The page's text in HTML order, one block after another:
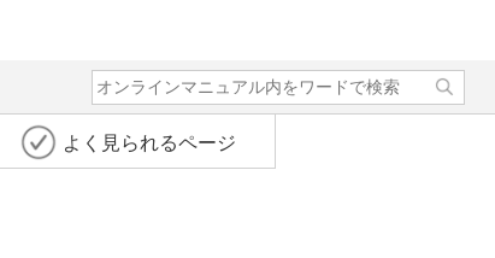
よく見られるページ